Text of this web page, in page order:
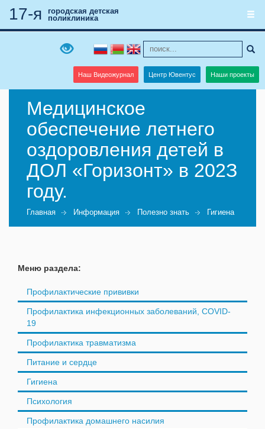
Наш Видеожурнал Центр Ювентус Наши проекты
17-я
городская детская
поликлиника
Медицинское
обеспечение летнего
оздоровления детей в
ДОЛ «Горизонт» в 202З
году.
Главная Информация Полезно знать Гигиена
Меню раздела:
Профилактические прививки
Профилактика инфекционных заболеваний, COVID-
19
Профилактика травматизма
Питание и сердце
Гигиена
Психология
Профилактика домашнего насилия